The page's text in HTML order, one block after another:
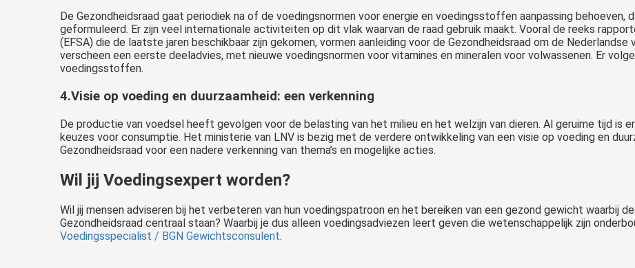
De Gezondheidsraad gaat periodiek na of de voedingsnormen voor energie en voedingsstoffen aanpassing behoeven,
geformuleerd. Er zijn veel internationale activiteiten op dit vlak waarvan de raad gebruik maakt. Vooral de reeks
(EFSA) die de laatste jaren beschikbaar zijn gekomen, vormen aanleiding voor de Gezondheidsraad om de
verscheen een eerste deeladvies, met nieuwe voedingsnormen voor vitamines en mineralen voor volwassenen. Er
voedingsstoffen.
4.Visie op voeding en duurzaamheid: een verkenning
De productie van voedsel heeft gevolgen voor de belasting van het milieu en het welzijn van dieren. Al geruime tijd is
keuzes voor consumptie. Het ministerie van LNV is bezig met de verdere ontwikkeling van een visie op voeding en
Gezondheidsraad voor een nadere verkenning van thema’s en mogelijke acties.
Wil jij Voedingsexpert worden?
Wil jij mensen adviseren bij het verbeteren van hun voedingspatroon en het bereiken van een gezond gewicht waarbij
Gezondheidsraad centraal staan? Waarbij je dus alleen voedingsadviezen leert geven die wetenschappelijk zijn
Voedingsspecialist / BGN Gewichtsconsulent.